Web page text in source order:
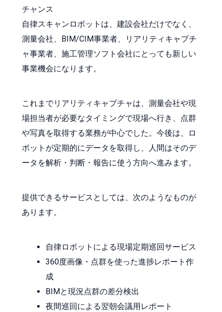
チャンス
自律スキャンロボットは、建設会社だけでなく、
測量会社、BIM/CIM事業者、リアリティキャプチ
ャ事業者、施工管理ソフト会社にとっても新しい
事業機会になります。
これまでリアリティキャプチャは、測量会社や現
場担当者が必要なタイミングで現場へ行き、点群
や写真を取得する業務が中心でした。今後は、ロ
ボットが定期的にデータを取得し、人間はそのデ
ータを解析・判断・報告に使う方向へ進みます。
提供できるサービスとしては、次のようなものが
あります。
自律ロボットによる現場定期巡回サービス
360度画像・点群を使った進捗レポート作
成
BIMと現況点群の差分検出
夜間巡回による翌朝会議用レポート